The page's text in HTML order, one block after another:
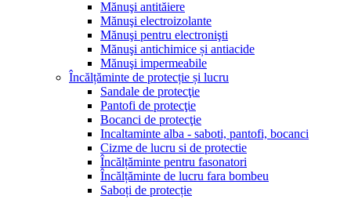
Mănuşi antităiere
Mănuşi electroizolante
Mănuşi pentru electronişti
Mănuşi antichimice și antiacide
Mănuşi impermeabile
Încălțăminte de protecție și lucru
Sandale de protecţie
Pantofi de protecţie
Bocanci de protecţie
Incaltaminte alba - saboti, pantofi, bocanci
Cizme de lucru si de protectie
Încălțăminte pentru fasonatori
Încălțăminte de lucru fara bombeu
Saboți de protecție